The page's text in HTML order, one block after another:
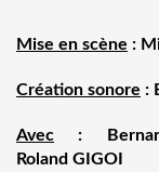
Mise en scène :
Création sonore :
Avec :
Roland GIGOI